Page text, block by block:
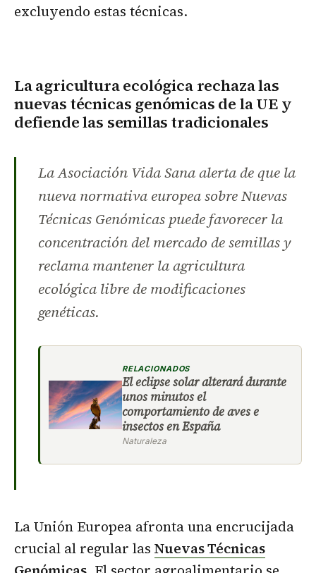
excluyendo estas técnicas.
La agricultura ecológica rechaza las
nuevas técnicas genómicas de la UE y
defiende las semillas tradicionales
La Asociación Vida Sana alerta de que la
nueva normativa europea sobre Nuevas
Técnicas Genómicas puede favorecer la
concentración del mercado de semillas y
reclama mantener la agricultura
ecológica libre de modificaciones
genéticas.
RELACIONADOS
El eclipse solar alterará durante
unos minutos el
comportamiento de aves e
insectos en España
Naturaleza
La Unión Europea afronta una encrucijada
crucial al regular las Nuevas Técnicas